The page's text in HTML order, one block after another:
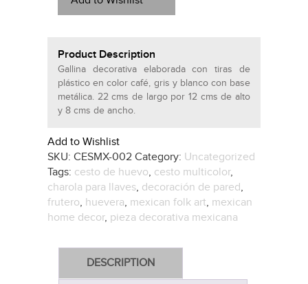
Product Description
Gallina decorativa elaborada con tiras de
plástico en color café, gris y blanco con base
metálica. 22 cms de largo por 12 cms de alto
y 8 cms de ancho.
Add to Wishlist
SKU: CESMX-002 Category: Uncategorized
Tags: cesto de huevo, cesto multicolor,
charola para llaves, decoración de pared,
frutero, huevera, mexican folk art, mexican
home decor, pieza decorativa mexicana
DESCRIPTION